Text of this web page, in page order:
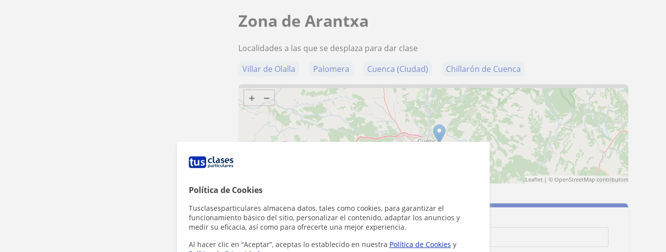
Política de Cookies
Tusclasesparticulares almacena datos, tales como cookies, para garantizar el
funcionamiento básico del sitio, personalizar el contenido, adaptar los anuncios y
medir su eficacia, así como para ofrecerte una mejor experiencia.
Al hacer clic en “Aceptar”, aceptas lo establecido en nuestra Política de Cookies y
Zona de Arantxa
Localidades a las que se desplaza para dar clase
Villar de Olalla
Palomera Cuenca (Ciudad) Chillarón de Cuenca
+ −
Leaflet| © OpenStreetMap contributors
Contacta con Arantxa